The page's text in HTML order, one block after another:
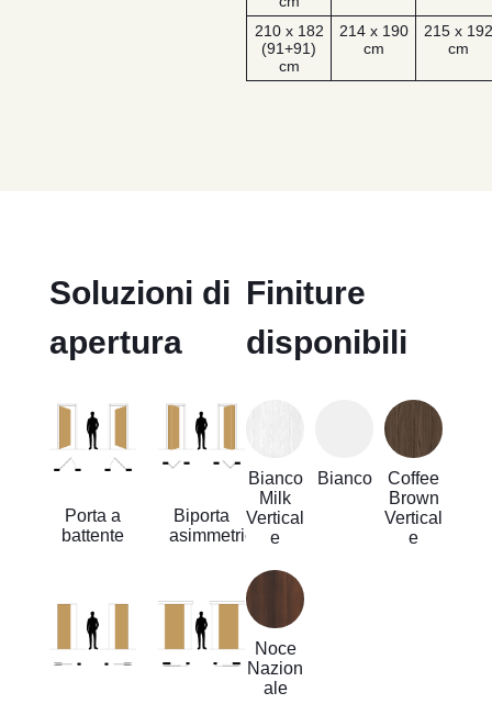
210 x 182
(91+91)
cm
214 x 190
cm
215 x
cm
Soluzioni di
apertura
Porta a
battente
Biporta
asimmetrica
Finiture
disponibili
Bianco
Milk
Vertical
e
Bianco
Coffee
Brown
Vertical
e
Noce
Nazion
ale